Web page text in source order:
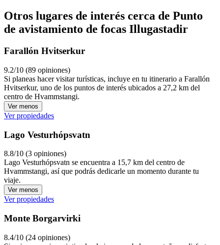
Otros lugares de interés cerca de Punto
de avistamiento de focas Illugastadir
Farallón Hvitserkur
9.2/10 (89 opiniones)
Si planeas hacer visitar turísticas, incluye en tu itinerario a Farallón
Hvitserkur, uno de los puntos de interés ubicados a 27,2 km del
centro de Hvammstangi.
Ver menos
Ver propiedades
Lago Vesturhópsvatn
8.8/10 (3 opiniones)
Lago Vesturhópsvatn se encuentra a 15,7 km del centro de
Hvammstangi, así que podrás dedicarle un momento durante tu
viaje.
Ver menos
Ver propiedades
Monte Borgarvirki
8.4/10 (24 opiniones)